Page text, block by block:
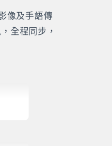
像及手語傳
全程同步，